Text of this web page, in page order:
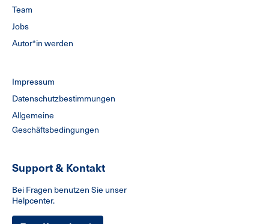
Team
Jobs
Autor*in werden
Impressum
Datenschutzbestimmungen
Allgemeine
Geschäftsbedingungen
Support & Kontakt
Bei Fragen benutzen Sie unser
Helpcenter.